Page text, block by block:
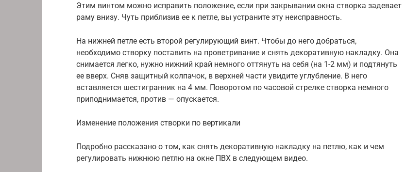
Этим винтом можно исправить положение, если при закрывании окна створка задевает
раму внизу. Чуть приблизив ее к петле, вы устраните эту неисправность.
На нижней петле есть второй регулирующий винт. Чтобы до него добраться,
необходимо створку поставить на проветривание и снять декоративную накладку. Она
снимается легко, нужно нижний край немного оттянуть на себя (на 1-2 мм) и подтянуть
ее вверх. Сняв защитный колпачок, в верхней части увидите углубление. В него
вставляется шестигранник на 4 мм. Поворотом по часовой стрелке створка немного
приподнимается, против — опускается.
Изменение положения створки по вертикали
Подробно рассказано о том, как снять декоративную накладку на петлю, как и чем
регулировать нижнюю петлю на окне ПВХ в следующем видео.